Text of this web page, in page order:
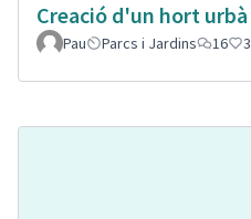
Creació d'un hort urbà
Pau
Parcs i Jardins 16 3